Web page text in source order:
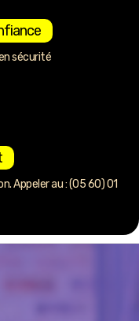
sécurité
Appeler au : (05 60) 01